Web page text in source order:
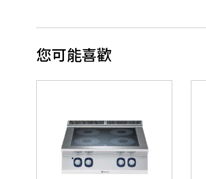
您可能喜歡